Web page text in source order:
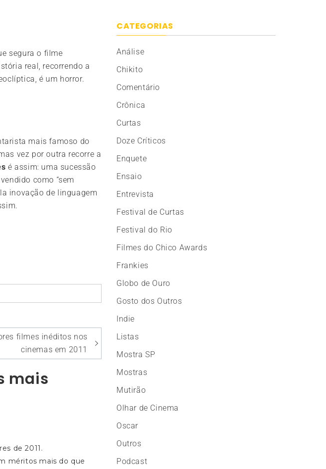
segura o filme
real, recorrendo a
é um horror.
mais famoso do
vez por outra recorre a
é assim: uma sucessão
como “sem
inovação de linguagem
filmes inéditos nos
cinemas em 2011
mais
de 2011.
méritos mais do que
CATEGORIAS
Análise
Chikito
Comentário
Crônica
Curtas
Doze Críticos
Enquete
Ensaio
Entrevista
Festival de Curtas
Festival do Rio
Filmes do Chico Awards
Frankies
Globo de Ouro
Gosto dos Outros
Indie
Listas
Mostra SP
Mostras
Mutirão
Olhar de Cinema
Oscar
Outros
Podcast